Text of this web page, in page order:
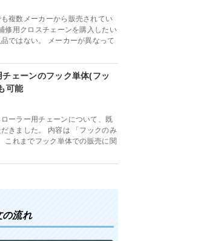
複数メーカーから販売されてい
修用クロスチェーンを購入したい
ではない。 メーカーが異なって
チェーンのフック単体(フッ
可能
ーラー用チェーンについて、既
きました。 内容は 「フックのみ
これまでフック単体での販売に関
の流れ